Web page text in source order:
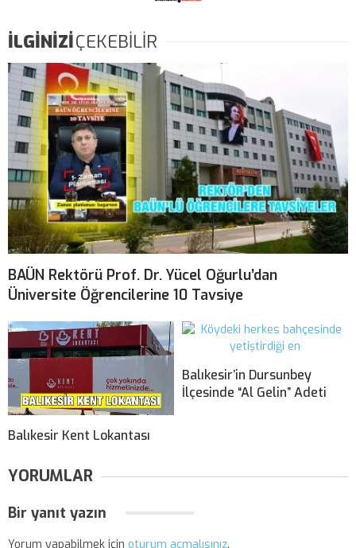
İLGİNİZİÇEKEBİLİR
BAÜN Rektörü Prof. Dr. Yücel Oğurlu’dan
Üniversite Öğrencilerine 10 Tavsiye
Balıkesir Kent Lokantası
Balıkesir’in Dursunbey
İlçesinde “Al Gelin” Adeti
YORUMLAR
Bir yanıt yazın
Yorum yapabilmek için oturum açmalısınız.